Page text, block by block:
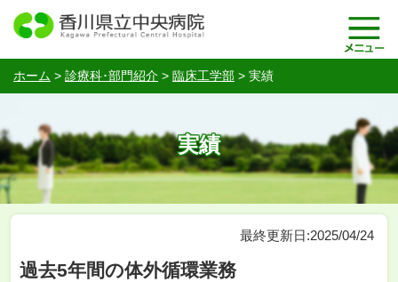
ホーム > 診療科･部門紹介 > 臨床工学部 > 実績
実績
最終更新日:2025/04/24
過去5年間の体外循環業務